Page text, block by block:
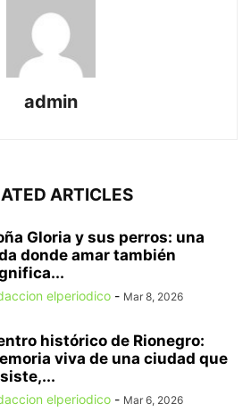
admin
ARTICLES
Gloria y sus perros: una
donde amar también
elperiodico - Mar 8, 2026
histórico de Rionegro:
viva de una ciudad que
elperiodico - Mar 6, 2026